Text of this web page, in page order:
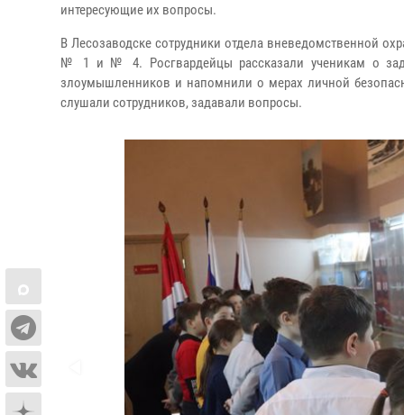
интересующие их вопросы.
В Лесозаводске сотрудники отдела вневедомственной
№ 1 и № 4. Росгвардейцы рассказали ученикам о
злоумышленников и напомнили о мерах личной
слушали сотрудников, задавали вопросы.